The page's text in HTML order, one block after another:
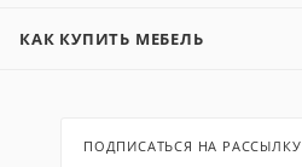
КАК КУПИТЬ МЕБЕЛЬ
ПОДПИСАТЬСЯ НА РАССЫЛКУ